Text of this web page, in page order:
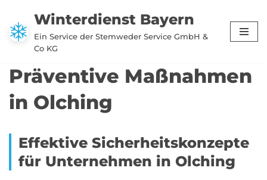
Zum
Inhalt
Winterdienst Bayern
Ein Service der Stemweder Service GmbH &
Co KG
Präventive Maßnahmen
in Olching
Effektive Sicherheitskonzepte
für Unternehmen in Olching